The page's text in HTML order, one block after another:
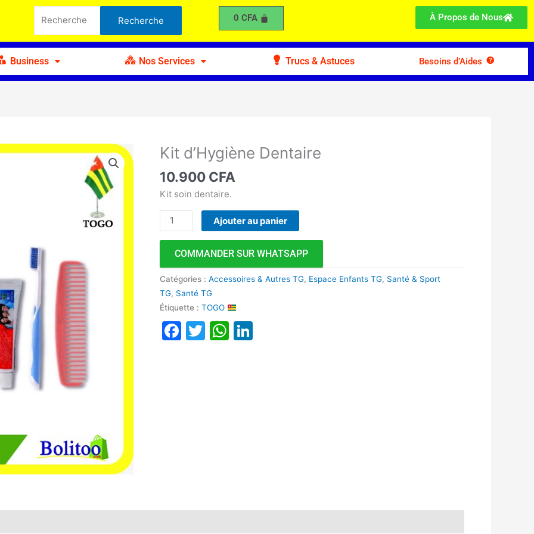
pour :
Recherche 0 CFA À Propos de Nous
Business Nos Services Trucs & Astuces Besoins d’Aides
Kit d’Hygiène Dentaire
10.900 CFA
Kit soin dentaire.
quantité
Kit
d'Hygiène
Ajouter au panier
COMMANDER SUR WHATSAPP
Catégories :Accessoires & Autres TG, Espace Enfants TG, Santé & Sport
TG, Santé TG
Étiquette :TOGO
Facebook
TwitterWhatsApp
d'Hygiène